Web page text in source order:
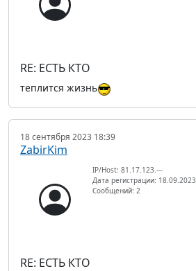
RE: ЕСТЬ КТО
теплится жизнь
18 сентября 2023 18:39
ZabirKim
IP/Host: 81.17.123.---
Дата регистрации: 18.09.2023
Сообщений: 2
RE: ЕСТЬ КТО